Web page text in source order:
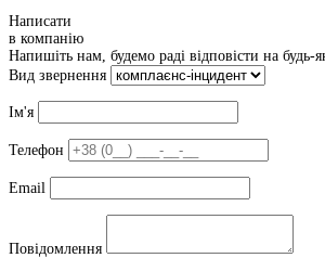
Написати
в компанію
Напишіть нам, будемо раді відповісти на будь-
Вид звернення
Ім'я
Телефон
Email
Повідомлення